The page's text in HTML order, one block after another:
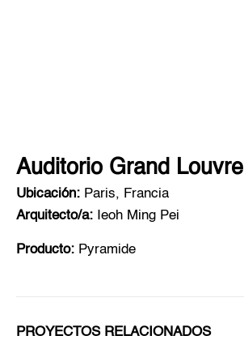
Auditorio Grand Louvre
Ubicación: Paris, Francia
Arquitecto/a: Ieoh Ming Pei
Producto: Pyramide
PROYECTOS RELACIONADOS